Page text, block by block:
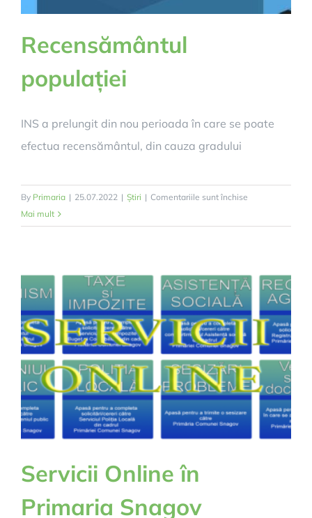
Recensământul
populației
INS a prelungit din nou perioada în care se poate
efectua recensământul, din cauza gradului
By Primaria | 25.07.2022 | Știri | Comentariile sunt închise
populației
Mai mult
Servicii Online în
Primaria Snagov